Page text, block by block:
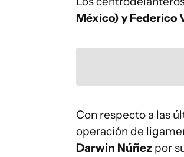
México) y Federico
Con respecto a las
operación de
Darwin Núñez por